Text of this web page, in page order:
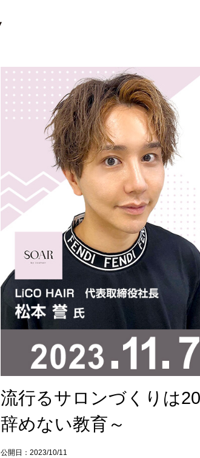
流行るサロンづくりは
辞めない教育～
公開日：2023/10/11